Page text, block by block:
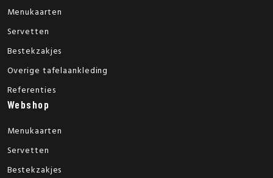
Menukaarten
Servetten
Bestekzakjes
Overige tafelaankleding
Referenties
Webshop
Menukaarten
Servetten
Bestekzakjes